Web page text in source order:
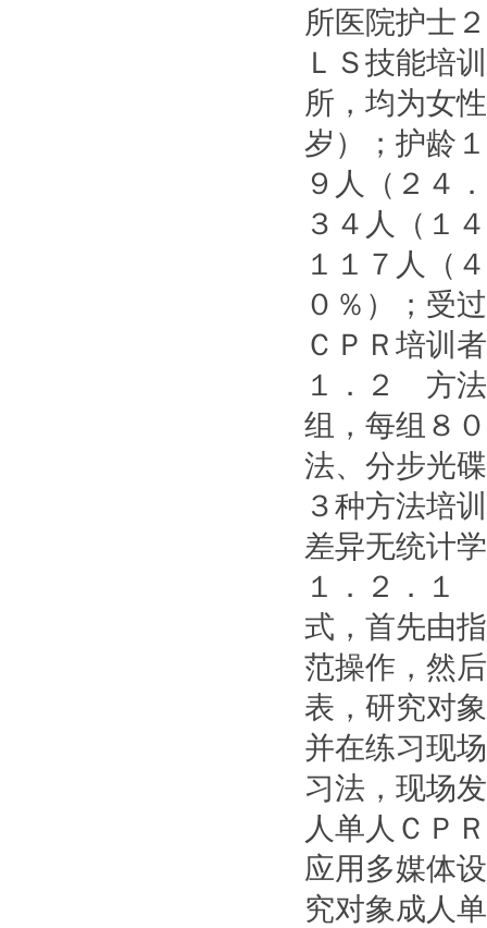
所医院护士
ＬＳ技能培
所，均为女
岁）；护龄
９人（２４
３４人（１
１１７人（
０％）；受
ＣＰＲ培训
１．２ 方
组，每组８
法、分步光
３种方法培
差异无统计
１．２．１
式，首先由
范操作，然
表，研究对
并在练习现
习法，现场
人单人ＣＰ
应用多媒体
究对象成人